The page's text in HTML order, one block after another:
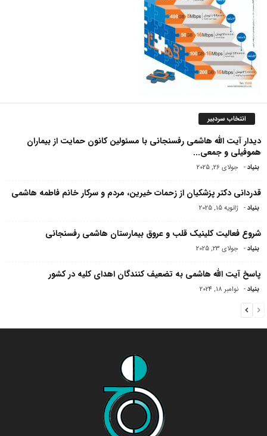
انتخاب سردبیر
دیدار آیت الله هاشمی رفسنجانی با مسئولین کانون حمایت از بیماران
هموفیلى و جمعى...
بنیاد- جولای 26, 2025
قدردانی دکتر پزشکیان از زحمات خیرین، مردم و سرکار خانم فاطمه هاشمی
بنیاد- ژانویه 15, 2025
شروع فعالیت کلینیک قلب و عروق بیمارستان هاشمی رفسنجانی
بنیاد- جولای 23, 2025
پاسخ آیت الله هاشمی به تضعیف کنندگان اهدای کلیه در کشور
بنیاد- نوامبر 18, 2024